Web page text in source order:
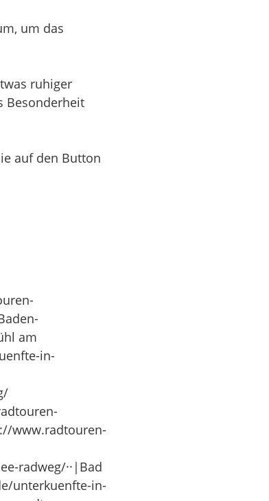
um das
ruhiger
Besonderheit
auf den Button
am
in-
www.radtouren-
radweg/··|Bad
unterkuenfte-in-